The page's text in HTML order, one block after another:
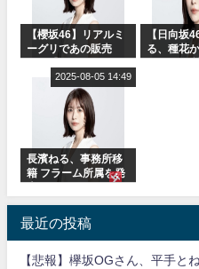
【櫻坂46】リアルミ
ーグリであの販売
Break』オフィシャ
ルグッズ解禁
【日向坂
る、種花
長濱ねる、事務所移
籍 フラーム所属を発
2025-08-05 14:49
最近の投稿
【悲報】欅坂OGさん、平手と